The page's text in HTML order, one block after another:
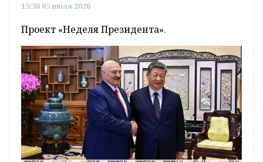
15:30 05 июля 2026
Проект «Неделя Президента».